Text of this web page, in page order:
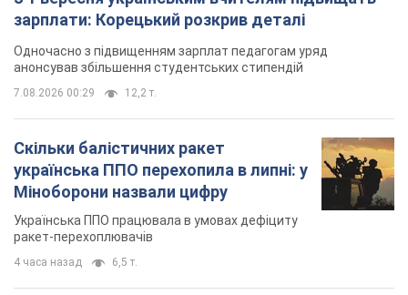
Міноборони назвали цифру
ракет-перехоплювачів
Ауріка Ротару через суд змінила
свою пенсію, на яку раніше
жалілася: скільки отримувала
співачка
час роботи в Чернівецькій філармонії